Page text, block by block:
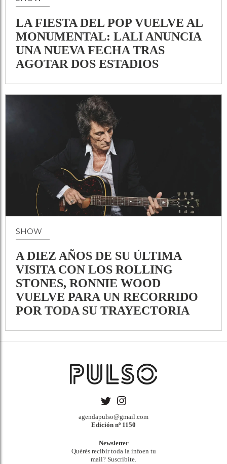
LA FIESTA DEL POP VUELVE AL
MONUMENTAL: LALI ANUNCIA
UNA NUEVA FECHA TRAS
AGOTAR DOS ESTADIOS
SHOW
A DIEZ AÑOS DE SU ÚLTIMA
VISITA CON LOS ROLLING
STONES, RONNIE WOOD
VUELVE PARA UN RECORRIDO
POR TODA SU TRAYECTORIA
agendapulso@gmail.com
Edición nº 1150
Newsletter
Quérés recibir toda la infoen tu
mail? Suscribite.